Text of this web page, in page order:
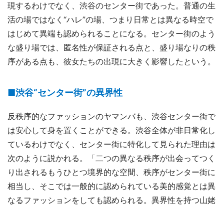
現するわけでなく、渋谷のセンター街であった。普通の生
活の場ではなく“ハレ”の場、つまり日常とは異なる時空で
はじめて異端も認められることになる。センター街のよう
な盛り場では、匿名性が保証される点と、盛り場なりの秩
序がある点も、彼女たちの出現に大きく影響したという。
■渋谷“センター街”の異界性
反秩序的なファッションのヤマンバも、渋谷センター街で
は安心して身を置くことができる。渋谷全体が非日常化し
ているわけでなく、センター街に特化して見られた理由は
次のように説かれる。「二つの異なる秩序が出会ってつく
り出されるもうひとつ境界的な空間、秩序がセンター街に
相当し、そこでは一般的に認められている美的感覚とは異
なるファッションをしても認められる。異界性を持つ山姥